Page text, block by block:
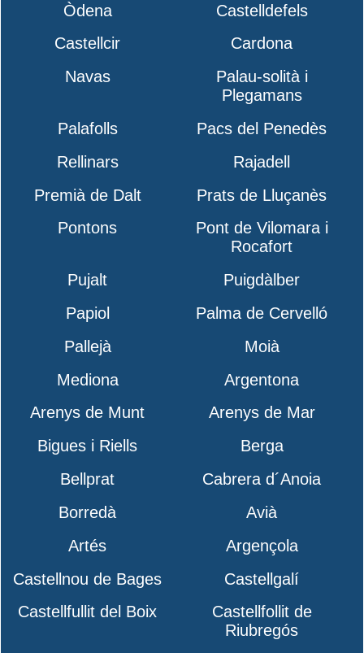
Òdena
Castelldefels
Castellcir
Cardona
Navas
Palau-solità i
Plegamans
Palafolls
Pacs del Penedès
Rellinars
Rajadell
Premià de Dalt
Prats de Lluçanès
Pontons
Pont de Vilomara i
Rocafort
Pujalt
Puigdàlber
Papiol
Palma de Cervelló
Pallejà
Moià
Mediona
Argentona
Arenys de Munt
Arenys de Mar
Bigues i Riells
Berga
Bellprat
Cabrera d´Anoia
Borredà
Avià
Artés
Argençola
Castellnou de Bages
Castellgalí
Castellfullit del Boix
Castellfollit de
Riubregós